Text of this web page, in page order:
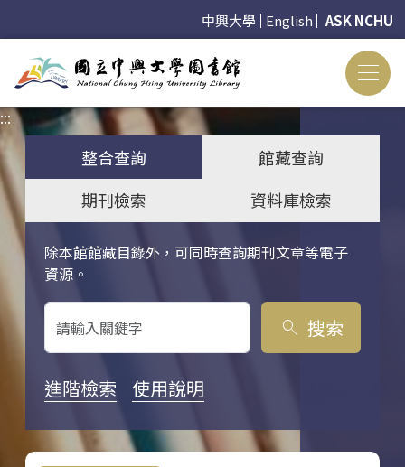
中興大學 English ASK NCHU
:::
整合查詢
館藏查詢
期刊檢索
資料庫檢索
除本館館藏目錄外，可同時查詢期刊文章等電子
資源。
關鍵字搜尋
search 搜索
進階檢索 使用說明